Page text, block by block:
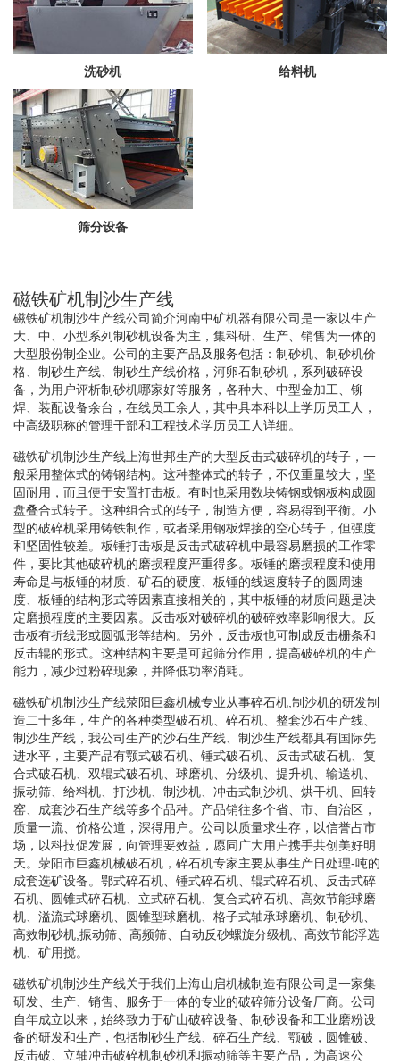
洗砂机 给料机
筛分设备
磁铁矿机制沙生产线
磁铁矿机制沙生产线公司简介河南中矿机器有限公司是一家以生产
大、中、小型系列制砂机设备为主，集科研、生产、销售为一体的
大型股份制企业。公司的主要产品及服务包括：制砂机、制砂机价
格、制砂生产线、制砂生产线价格，河卵石制砂机，系列破碎设
备，为用户评析制砂机哪家好等服务，各种大、中型金加工、铆
焊、装配设备余台，在线员工余人，其中具本科以上学历员工人，
中高级职称的管理干部和工程技术学历员工人详细。
磁铁矿机制沙生产线上海世邦生产的大型反击式破碎机的转子，一
般采用整体式的铸钢结构。这种整体式的转子，不仅重量较大，坚
固耐用，而且便于安置打击板。有时也采用数块铸钢或钢板构成圆
盘叠合式转子。这种组合式的转子，制造方便，容易得到平衡。小
型的破碎机采用铸铁制作，或者采用钢板焊接的空心转子，但强度
和坚固性较差。板锤打击板是反击式破碎机中最容易磨损的工作零
件，要比其他破碎机的磨损程度严重得多。板锤的磨损程度和使用
寿命是与板锤的材质、矿石的硬度、板锤的线速度转子的圆周速
度、板锤的结构形式等因素直接相关的，其中板锤的材质问题是决
定磨损程度的主要因素。反击板对破碎机的破碎效率影响很大。反
击板有折线形或圆弧形等结构。另外，反击板也可制成反击栅条和
反击辊的形式。这种结构主要是可起筛分作用，提高破碎机的生产
能力，减少过粉碎现象，并降低功率消耗。
磁铁矿机制沙生产线荥阳巨鑫机械专业从事碎石机,制沙机的研发制
造二十多年，生产的各种类型破石机、碎石机、整套沙石生产线、
制沙生产线，我公司生产的沙石生产线、制沙生产线都具有国际先
进水平，主要产品有颚式破石机、锤式破石机、反击式破石机、复
合式破石机、双辊式破石机、球磨机、分级机、提升机、输送机、
振动筛、给料机、打沙机、制沙机、冲击式制沙机、烘干机、回转
窑、成套沙石生产线等多个品种。产品销往多个省、市、自治区，
质量一流、价格公道，深得用户。公司以质量求生存，以信誉占市
场，以科技促发展，向管理要效益，愿同广大用户携手共创美好明
天。荥阳市巨鑫机械破石机，碎石机专家主要从事生产日处理-吨的
成套选矿设备。鄂式碎石机、锤式碎石机、辊式碎石机、反击式碎
石机、圆锥式碎石机、立式碎石机、复合式碎石机、高效节能球磨
机、溢流式球磨机、圆锥型球磨机、格子式轴承球磨机、制砂机、
高效制砂机,振动筛、高频筛、自动反砂螺旋分级机、高效节能浮选
机、矿用搅。
磁铁矿机制沙生产线关于我们上海山启机械制造有限公司是一家集
研发、生产、销售、服务于一体的专业的破碎筛分设备厂商。公司
自年成立以来，始终致力于矿山破碎设备、制砂设备和工业磨粉设
备的研发和生产，包括制砂生产线、碎石生产线、颚破，圆锥破、
反击破、立轴冲击破碎机制砂机和振动筛等主要产品，为高速公